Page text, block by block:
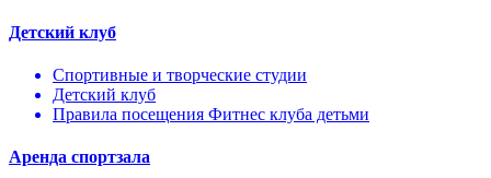
Детский клуб
Спортивные и творческие студии
Детский клуб
Правила посещения Фитнес клуба детьми
Аренда спортзала